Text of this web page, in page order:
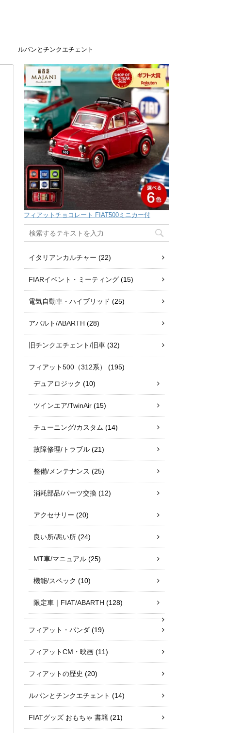
ルパンとチンクエチェント
フィアットチョコレート FIAT500ミニカー付
イタリアンカルチャー (22)
FIARイベント・ミーティング (15)
電気自動車・ハイブリッド (25)
アバルト/ABARTH (28)
旧チンクエチェント/旧車 (32)
フィアット500（312系） (195)
デュアロジック (10)
ツインエア/TwinAir (15)
チューニング/カスタム (14)
故障修理/トラブル (21)
整備/メンテナンス (25)
消耗部品/パーツ交換 (12)
アクセサリー (20)
良い所/悪い所 (24)
MT車/マニュアル (25)
機能/スペック (10)
限定車｜FIAT/ABARTH (128)
フィアット・パンダ (19)
フィアットCM・映画 (11)
フィアットの歴史 (20)
ルパンとチンクエチェント (14)
FIATグッズ おもちゃ 書籍 (21)